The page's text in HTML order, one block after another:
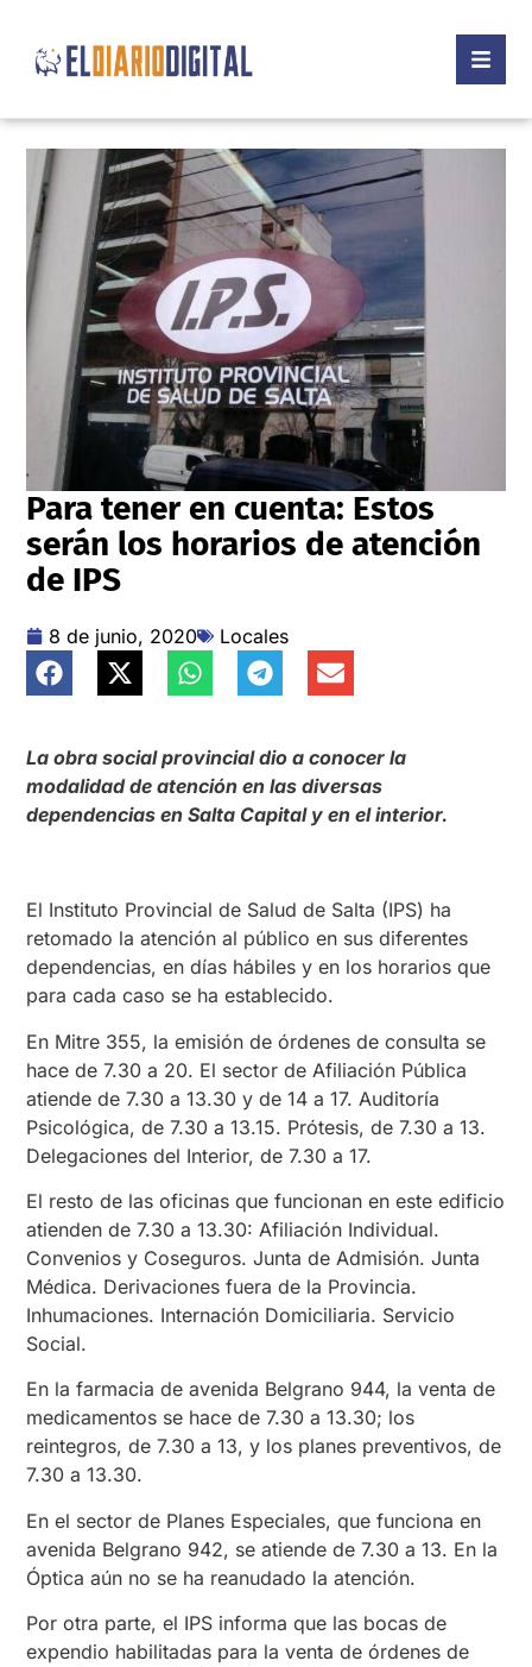
Para tener en cuenta: Estos
serán los horarios de atención
de IPS
8 de junio, 2020 Locales
La obra social provincial dio a conocer la
modalidad de atención en las diversas
dependencias en Salta Capital y en el interior.
El Instituto Provincial de Salud de Salta (IPS) ha
retomado la atención al público en sus diferentes
dependencias, en días hábiles y en los horarios que
para cada caso se ha establecido.
En Mitre 355, la emisión de órdenes de consulta se
hace de 7.30 a 20. El sector de Afiliación Pública
atiende de 7.30 a 13.30 y de 14 a 17. Auditoría
Psicológica, de 7.30 a 13.15. Prótesis, de 7.30 a 13.
Delegaciones del Interior, de 7.30 a 17.
El resto de las oficinas que funcionan en este edificio
atienden de 7.30 a 13.30: Afiliación Individual.
Convenios y Coseguros. Junta de Admisión. Junta
Médica. Derivaciones fuera de la Provincia.
Inhumaciones. Internación Domiciliaria. Servicio
Social.
En la farmacia de avenida Belgrano 944, la venta de
medicamentos se hace de 7.30 a 13.30; los
reintegros, de 7.30 a 13, y los planes preventivos, de
7.30 a 13.30.
En el sector de Planes Especiales, que funciona en
avenida Belgrano 942, se atiende de 7.30 a 13. En la
Óptica aún no se ha reanudado la atención.
Por otra parte, el IPS informa que las bocas de
expendio habilitadas para la venta de órdenes de